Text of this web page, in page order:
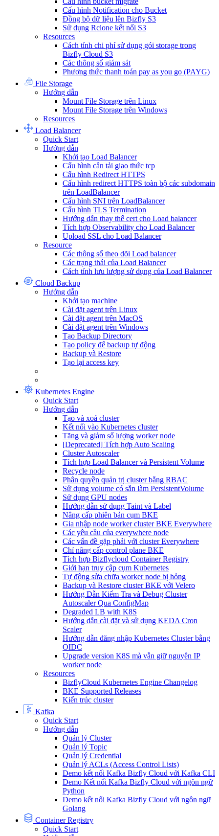
Cấu hình Notification cho Bucket
Đồng bộ dữ liệu lên Bizfly S3
Sử dụng Rclone kết nối S3
Resources
Cách tính chi phí sử dụng gói storage trong
Bizfly Cloud S3
Các thông số giám sát
Phương thức thanh toán pay as you go (PAYG)
File Storage
Hướng dẫn
Mount File Storage trên Linux
Mount File Storage trên Windows
Resources
Load Balancer
Quick Start
Hướng dẫn
Khởi tạo Load Balancer
Cấu hình cân tải giao thức tcp
Cấu hình Redirect HTTPS
Cấu hình redirect HTTPS toàn bộ các subdomain
trên LoadBalancer
Cấu hình SNI trên LoadBalancer
Cấu hình TLS Termination
Hướng dẫn thay thế cert cho Load balancer
Tích hợp Observability cho Load Balancer
Upload SSL cho Load Balancer
Resource
Các thông số theo dõi Load balancer
Các trạng thái của Load Balancer
Cách tính lưu lượng sử dụng của Load Balancer
Cloud Backup
Hướng dẫn
Khởi tạo machine
Cài đặt agent trên Linux
Cài đặt agent trên MacOS
Cài đặt agent trên Windows
Tạo Backup Directory
Tạo policy để backup tự động
Backup và Restore
Tạo lại access key
Kubernetes Engine
Quick Start
Hướng dẫn
Tạo và xoá cluster
Kết nối vào Kubernetes cluster
Tăng và giảm số lượng worker node
[Deprecated] Tích hợp Auto Scaling
Cluster Autoscaler
Tích hợp Load Balancer và Persistent Volume
Recycle node
Phân quyền quản trị cluster bằng RBAC
Sử dụng volume có sẵn làm PersistentVolume
Sử dụng GPU nodes
Hướng dẫn sử dụng Taint và Label
Nâng cấp phiên bản cụm BKE
Gia nhập node worker cluster BKE Everywhere
Các yêu cầu của everywhere node
Các vấn đề gặp phải với cluster Everywhere
Chỉ nâng cấp control plane BKE
Tích hợp Bizflycloud Container Registry
Giới hạn truy cập cụm Kubernetes
Tự động sửa chữa worker node bị hỏng
Backup và Restore cluster BKE với Velero
Hướng Dẫn Kiểm Tra và Debug Cluster
Autoscaler Qua ConfigMap
Degraded LB with K8S
Hướng dẫn cài đặt và sử dụng KEDA Cron
Scaler
Hướng dẫn đăng nhập Kubernetes Cluster bằng
OIDC
Upgrade version K8S mà vẫn giữ nguyên IP
worker node
Resources
BizflyCloud Kubernetes Engine Changelog
BKE Supported Releases
Kiến trúc cluster
Kafka
Quick Start
Hướng dẫn
Quản lý Cluster
Quản lý Topic
Quản lý Credential
Quản lý ACLs (Access Control Lists)
Demo kết nối Kafka Bizfly Cloud với Kafka CLI
Demo Kết nối Kafka Bizfly Cloud với ngôn ngữ
Python
Demo kết nối Kafka Bizfly Cloud với ngôn ngữ
Golang
Container Registry
Quick Start